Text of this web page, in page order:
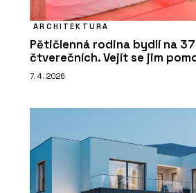
ARCHITEKTURA
Pětičlenná rodina bydlí na
čtverečních. Vejít se jim
7. 4. 2026